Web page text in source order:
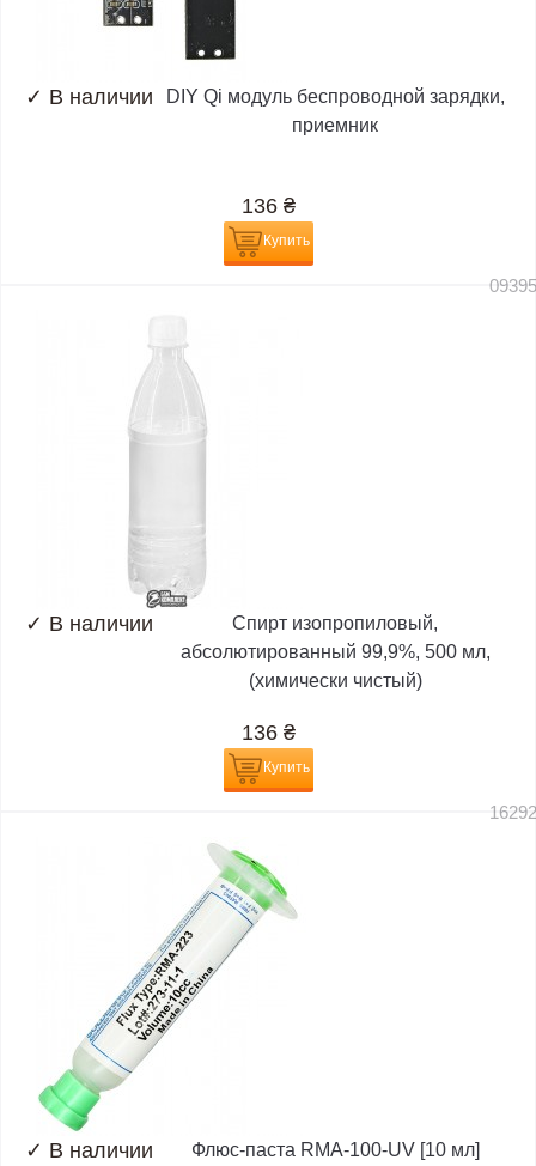
✓ В наличии
DIY Qi модуль беспроводной зарядки,
приемник
136 ₴
Купить
✓ В наличии
Спирт изопропиловый,
абсолютированный 99,9%, 500 мл,
(химически чистый)
136 ₴
Купить
✓ В наличии
Флюс-паста RMA-100-UV [10 мл]